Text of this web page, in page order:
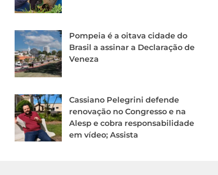
Pompeia é a oitava cidade do
Brasil a assinar a Declaração de
Veneza
Cassiano Pelegrini defende
renovação no Congresso e na
Alesp e cobra responsabilidade
em vídeo; Assista